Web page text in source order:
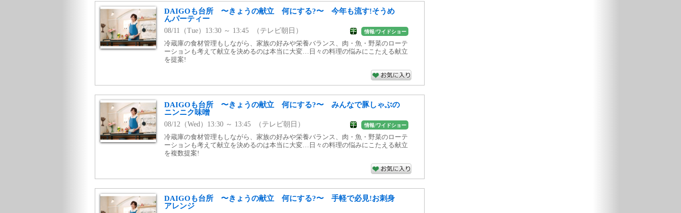
DAIGOも台所 〜きょうの献立 何にする?〜 今年も流す!そうめ
んパーティー
08/11（Tue）13:30 ～ 13:45 （テレビ朝日） 情報/ワイドショー
冷蔵庫の食材管理もしながら、家族の好みや栄養バランス、肉・魚・野菜のローテ
ーションも考えて献立を決めるのは本当に大変…日々の料理の悩みにこたえる献立
を提案!
DAIGOも台所 〜きょうの献立 何にする?〜 みんなで豚しゃぶの
ニンニク味噌
08/12（Wed）13:30 ～ 13:45 （テレビ朝日） 情報/ワイドショー
冷蔵庫の食材管理もしながら、家族の好みや栄養バランス、肉・魚・野菜のローテ
ーションも考えて献立を決めるのは本当に大変…日々の料理の悩みにこたえる献立
を複数提案!
DAIGOも台所 〜きょうの献立 何にする?〜 手軽で必見!お刺身
アレンジ